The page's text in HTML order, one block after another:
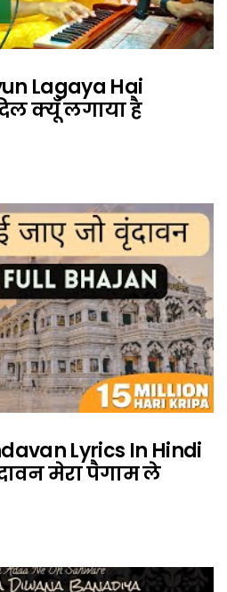
Lagaya Hai
क्यूँ लगाया है
Lyrics In Hindi
मेरा पैगाम ले